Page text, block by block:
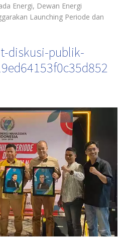
Energi, Dewan Energi
Launching Periode dan
diskusi-publik-